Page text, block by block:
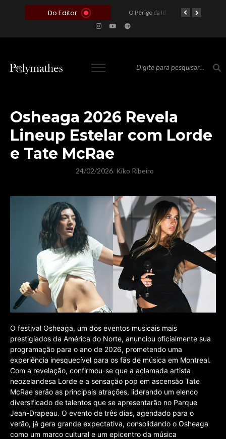
Do Editor
A Roleta da Miséria: Quando a Devoção Cega Encontra o Link na Bio. A Queda do Brasileiro Pelas Mãos de Seus Influencers. O Perigo da Ideologia Desenfreada na Justiça: Quando a Pauta Política Substitui a Pena Criminal
Osheaga 2026 Revela
Lineup Estelar com Lorde
e Tate McRae
24/02/2026/ Kiko Ribeiro
O festival Osheaga, um dos eventos musicais mais
prestigiados da América do Norte, anunciou oficialmente sua
programação para o ano de 2026, prometendo uma
experiência inesquecível para os fãs de música em Montreal.
Com a revelação, confirmou-se que a aclamada artista
neozelandesa Lorde e a sensação pop em ascensão Tate
McRae serão as principais atrações, liderando um elenco
diversificado de talentos que se apresentarão no Parque
Jean-Drapeau. O evento de três dias, agendado para o
verão, já gera grande expectativa, consolidando o Osheaga
como um marco cultural e um epicentro da música